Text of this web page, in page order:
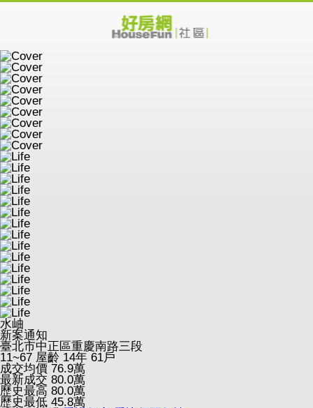
水岫
新案通知
臺北市中正區重慶南路三段
11~67 屋齡 14年 61戶
成交均價 76.9萬
最新成交 80.0萬
歷史最高 80.0萬
歷史最低 45.8萬